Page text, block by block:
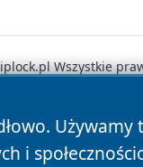
i
Wszystkie
Prywatności